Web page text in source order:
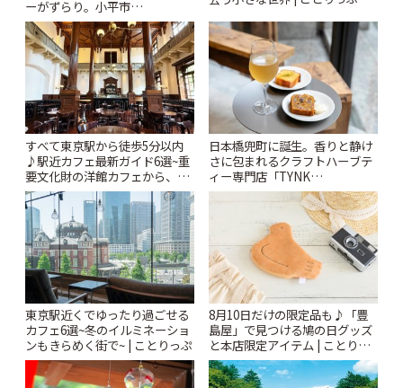
ーがずらり。小平市
「Kimamaya T&K」 | ことりっ
ぷ
すべて東京駅から徒歩5分以内
♪駅近カフェ最新ガイド6選~重
要文化財の洋館カフェから、改
札すぐのレトロ喫茶まで~ | こと
りっぷ
日本橋兜町に誕生。香りと静け
さに包まれるクラフトハーブテ
ィー専門店「TYNK
Kabutocho」 | ことりっぷ
東京駅近くでゆったり過ごせる
カフェ6選~冬のイルミネーショ
ンもきらめく街で~ | ことりっぷ
8月10日だけの限定品も♪「豊
島屋」で見つける鳩の日グッズ
と本店限定アイテム | ことりっ
ぷ